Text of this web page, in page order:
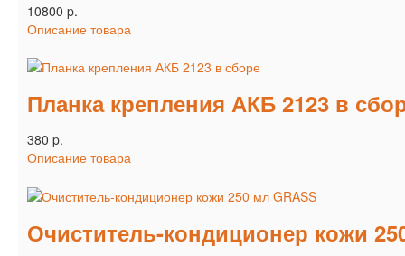
10800 p.
Описание товара
Планка крепления АКБ 2123 в
380 p.
Описание товара
Очиститель-кондиционер кожи